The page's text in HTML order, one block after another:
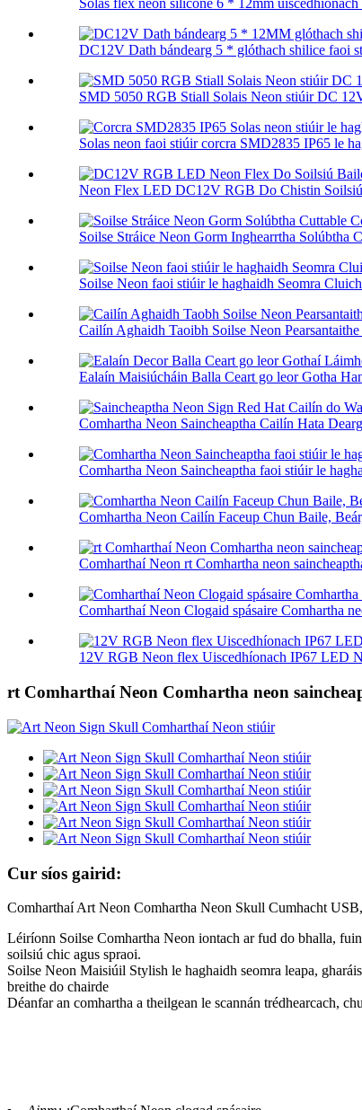
Solas flex neon silicone 6 * 12mm
DC12V Dath bándearg 5 * glóthach shilice faoi
SMD 5050 RGB Stiall Solais Neon stiúir DC
Solas neon faoi stiúir corcra SMD2835 IP65 le
Neon Flex LED DC12V RGB Do Chistin
Soilse Stráice Neon Gorm Inghearrtha Solúbtha
Soilse Neon faoi stiúir le haghaidh Seomra
Cailín Aghaidh Taoibh Soilse Neon
Ealaín Maisiúcháin Balla Ceart go leor Gotha
Comhartha Neon Saincheaptha Cailín Hata
Comhartha Neon Saincheaptha faoi stiúir le
Comhartha Neon Cailín Faceup Chun Baile,
Comharthaí Neon rt Comhartha neon
Comharthaí Neon Clogaid spásaire Comhartha
12V RGB Neon flex Uiscedhíonach IP67 LED
rt Comharthaí Neon Comhartha neon
Cur síos gairid:
Comharthaí Art Neon Comhartha Neon Skull Cumhacht
Léiríonn Soilse Comhartha Neon iontach ar fud do bhalla,
soilsiú chic agus spraoi.
Soilse Neon Maisiúil Stylish le haghaidh seomra leapa,
breithe do chairde
Déanfar an comhartha a theilgean le scannán trédhearcach,